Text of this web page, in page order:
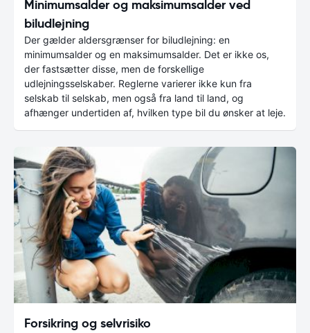
Minimumsalder og maksimumsalder ved
biludlejning
Der gælder aldersgrænser for biludlejning: en
minimumsalder og en maksimumsalder. Det er ikke os,
der fastsætter disse, men de forskellige
udlejningsselskaber. Reglerne varierer ikke kun fra
selskab til selskab, men også fra land til land, og
afhænger undertiden af, hvilken type bil du ønsker at leje.
Forsikring og selvrisiko